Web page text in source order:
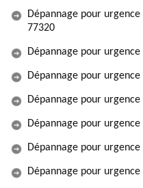
Dépannage pour
77320
Dépannage pour
Dépannage pour
Dépannage pour
Dépannage pour
Dépannage pour
Dépannage pour